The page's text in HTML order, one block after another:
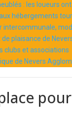
: les loueurs
hébergements
intercommunale,
de plaisance de
clubs et associations
de Nevers